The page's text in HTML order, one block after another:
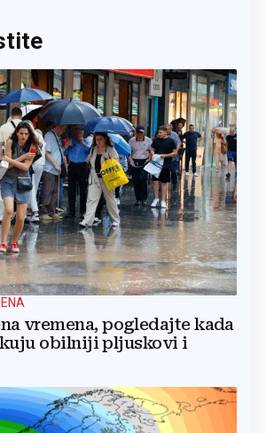
vremena, pogledajte kada
obilniji pljuskovi i